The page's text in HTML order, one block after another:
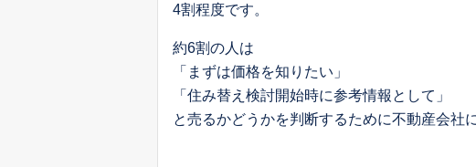
4割程度です。
約6割の人は
「まずは価格を知りたい」
「住み替え検討開始時に参考情報として」
と売るかどうかを判断するために不動産会社